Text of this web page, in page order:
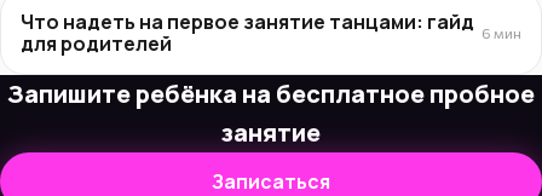
Что надеть на первое занятие танцами: гайд
для родителей
6 мин
Запишите ребёнка на бесплатное пробное
занятие
Записаться